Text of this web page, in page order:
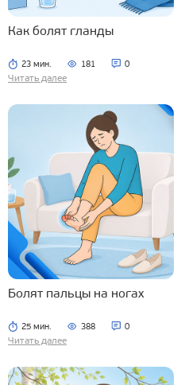
Как болят гланды
23 мин. 181 0
Читать далее
Болят пальцы на ногах
25 мин. 388 0
Читать далее